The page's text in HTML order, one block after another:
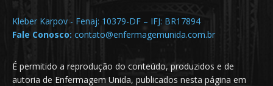
Kleber Karpov - Fenaj: 10379-DF – IFJ: BR17894
Fale Conosco: contato@enfermagemunida.com.br
É permitido a reprodução do conteúdo, produzidos e de
autoria de Enfermagem Unida, publicados nesta página em